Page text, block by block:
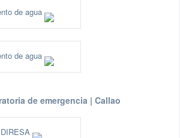
de agua
de agua
de emergencia | Callao